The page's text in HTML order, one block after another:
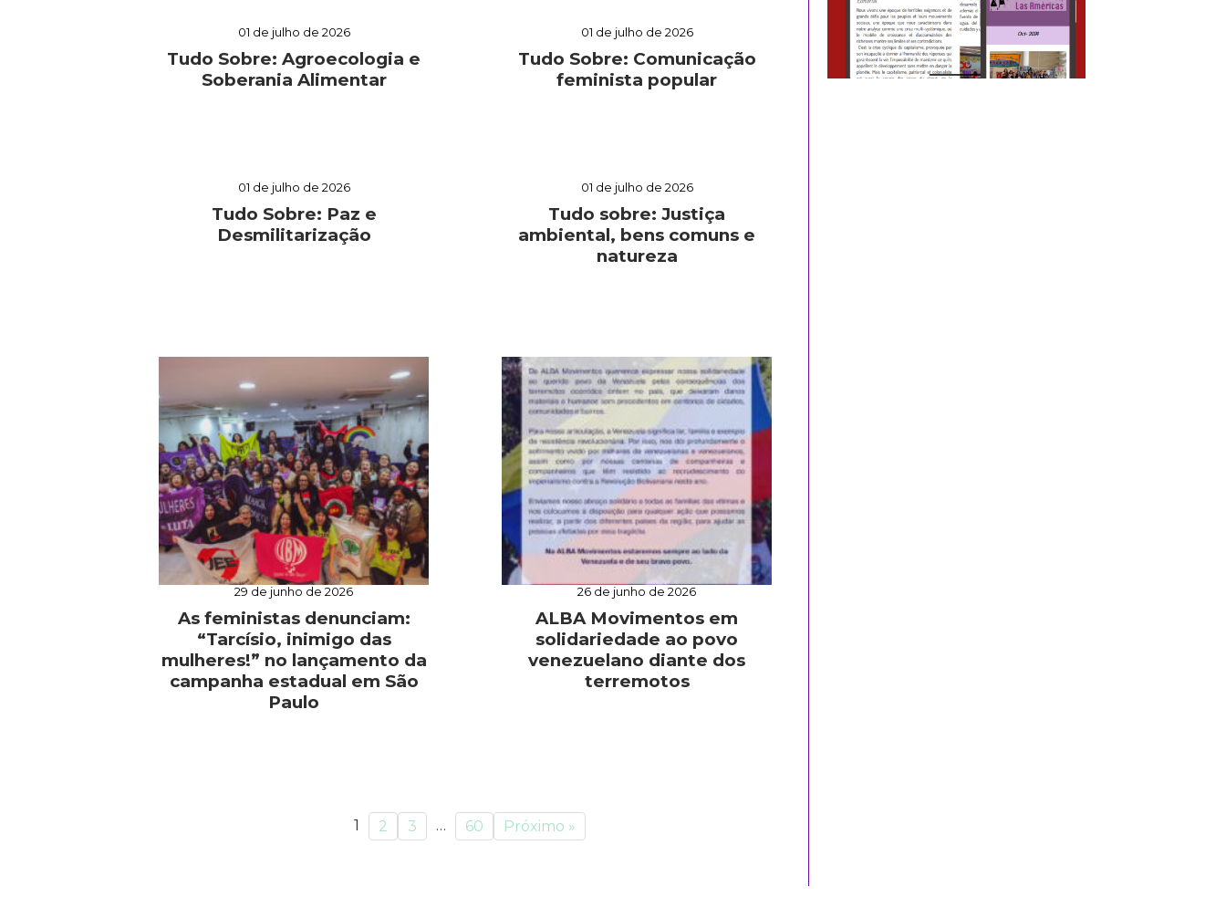
01 de julho de 2026
Tudo Sobre: Agroecologia e
Soberania Alimentar
01 de julho de 2026
Tudo Sobre: Comunicação
feminista popular
01 de julho de 2026
Tudo Sobre: Paz e
Desmilitarização
01 de julho de 2026
Tudo sobre: Justiça
ambiental, bens comuns e
natureza
29 de junho de 2026
As feministas denunciam:
“Tarcísio, inimigo das
mulheres!” no lançamento da
campanha estadual em São
Paulo
26 de junho de 2026
ALBA Movimentos em
solidariedade ao povo
venezuelano diante dos
terremotos
1 2 3 … 60 Próximo »